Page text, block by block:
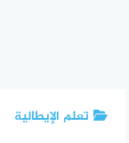
تعلم الإيطالية